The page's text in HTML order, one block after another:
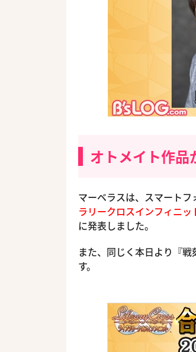
オトメイト作品
マーベラスは、スマート
ラリークロスインフィニッ
に発表しました。
また、同じく本日より『
す。